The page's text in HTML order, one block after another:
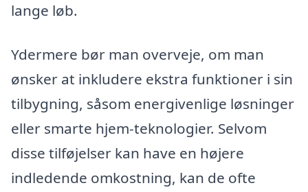
lange løb.
Ydermere bør man overveje, om man
ønsker at inkludere ekstra funktioner i sin
tilbygning, såsom energivenlige løsninger
eller smarte hjem-teknologier. Selvom
disse tilføjelser kan have en højere
indledende omkostning, kan de ofte